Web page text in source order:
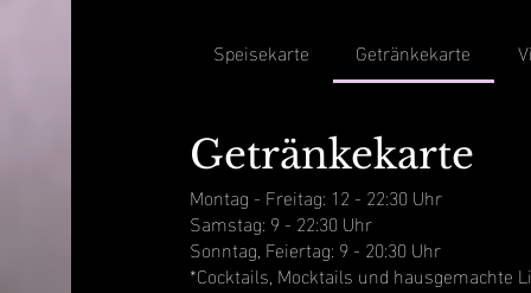
Speisekarte Getränkekarte
Getränkekarte
Montag - Freitag: 12 - 22:30 Uhr
Samstag: 9 - 22:30 Uhr
Sonntag, Feiertag: 9 - 20:30 Uhr
*Cocktails, Mocktails und hausgemachte